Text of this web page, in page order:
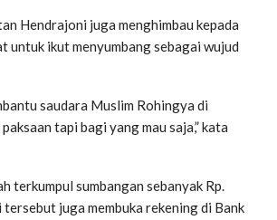
Hendrajoni juga menghimbau kepada
untuk ikut menyumbang sebagai wujud
saudara Muslim Rohingya di
tapi bagi yang mau saja,” kata
terkumpul sumbangan sebanyak Rp.
juga membuka rekening di Bank